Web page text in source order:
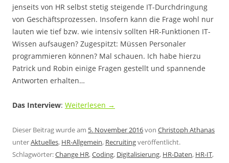
jenseits von HR selbst stetig steigende IT-Durchdringung
von Geschäftsprozessen. Insofern kann die Frage wohl nur
lauten wie tief bzw. wie intensiv sollten HR-Funktionen IT-
Wissen aufsaugen? Zugespitzt: Müssen Personaler
programmieren können? Mal schauen. Ich habe hierzu
Patrick und Robin einige Fragen gestellt und spannende
Antworten erhalten…
Das Interview: Weiterlesen →
Dieser Beitrag wurde am 5. November 2016von Christoph Athanas
unterAktuelles, HR-Allgemein, Recruitingveröffentlicht.
Schlagwörter:Change HR,Coding, Digitalisierung, HR-Daten, HR-IT,